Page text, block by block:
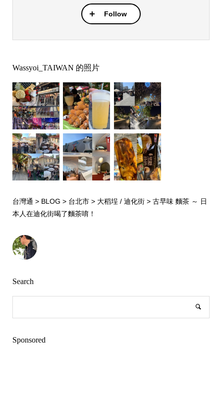
Follow
Wassyoi_TAIWAN 的照片
台灣通 > BLOG > 台北市> 大稻埕 / 迪化街> 古早味 麵茶 ～ 日
本人在迪化街喝了麵茶唷！
Search
Sponsored